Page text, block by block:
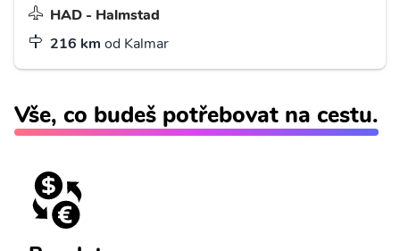
HAD - Halmstad
216 km od Kalmar
Vše, co budeš potřebovat na cestu.